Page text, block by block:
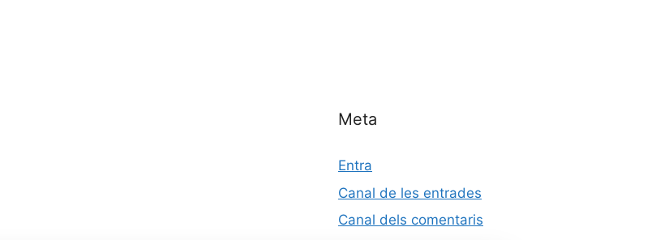
Meta
Entra
Canal de les entrades
Canal dels comentaris